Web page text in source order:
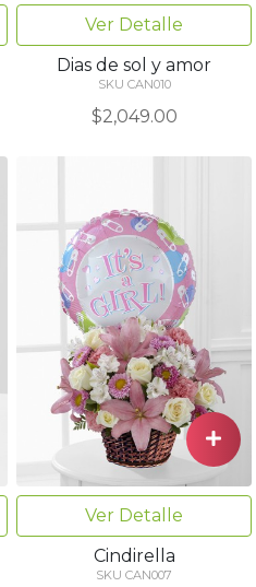
Ver Detalle
Dias de sol y amor
SKU CAN010
$2,049.00
Ver Detalle
Cindirella
SKU CAN007